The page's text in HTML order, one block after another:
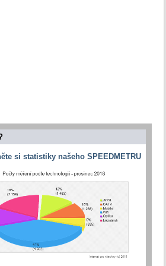
si statistiky našeho SPEEDMETRU